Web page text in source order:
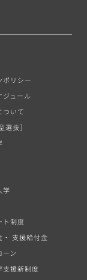
ポリシー
ジュール
ついて
選抜］
学
ト制度
・ 支援給付金
ン
支援新制度